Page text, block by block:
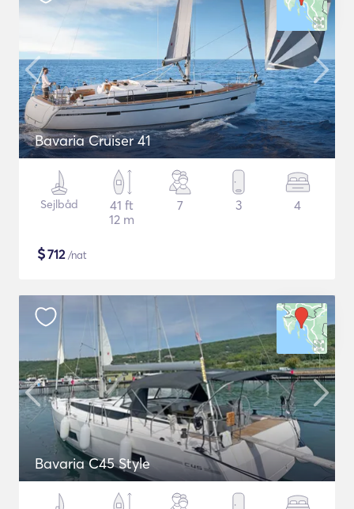
Bavaria Cruiser 41
Sejlbåd
41 ft
12 m
7 3 4
$712/nat
Bavaria C45 Style